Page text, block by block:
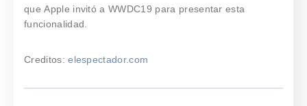
que Apple invitó a WWDC19 para presentar esta
funcionalidad.
Creditos:elespectador.com